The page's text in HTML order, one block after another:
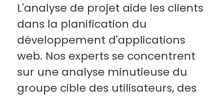
L'analyse de projet aide les clients
dans la planification du
développement d'applications
web. Nos experts se concentrent
sur une analyse minutieuse du
groupe cible des utilisateurs, des